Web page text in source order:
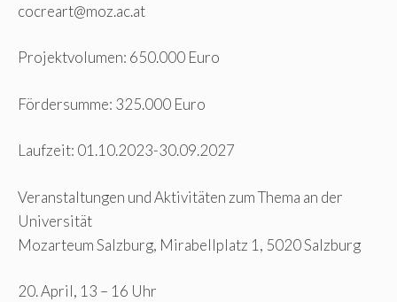
cocreart@moz.ac.at
Projektvolumen: 650.000 Euro
Fördersumme: 325.000 Euro
Laufzeit: 01.10.2023-30.09.2027
Veranstaltungen und Aktivitäten zum Thema an der
Universität
Mozarteum Salzburg, Mirabellplatz 1, 5020 Salzburg
20. April, 13 – 16 Uhr